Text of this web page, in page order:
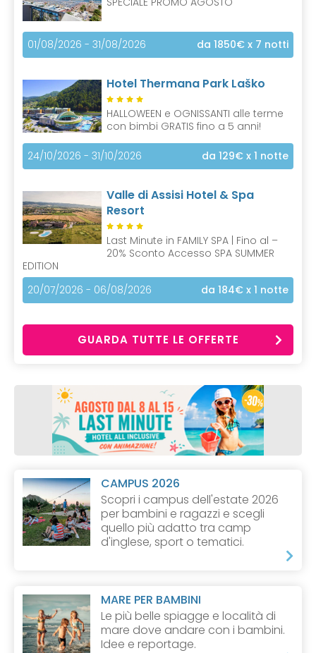
01/08/2026 - 31/08/2026 da 1850€ x 7 notti
Hotel Thermana Park Laško
HALLOWEEN e OGNISSANTI alle terme
con bimbi GRATIS fino a 5 anni!
24/10/2026 - 31/10/2026 da 129€ x 1 notte
Valle di Assisi Hotel & Spa
Resort
Last Minute in FAMILY SPA | Fino al –
20% Sconto Accesso SPA SUMMER
EDITION
20/07/2026 - 06/08/2026
da 184€ x 1 notte
GUARDA TUTTE LE OFFERTE
CAMPUS 2026
Scopri i campus dell'estate 2026
per bambini e ragazzi e scegli
quello più adatto tra camp
d'inglese, sport o tematici.
MARE PER BAMBINI
Le più belle spiagge e località di
mare dove andare con i bambini.
Idee e reportage.